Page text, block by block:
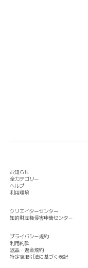
お知らせ
全カテゴリー
ヘルプ
利用環境
クリエイターセンター
知的財産権侵害申告センター
プライバシー規約
利用約款
返品・返金規約
特定商取引法に基づく表記